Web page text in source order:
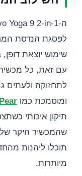
לפסגת הנדסת
שימוש יוצאת
עם זאת, כל
לתחזוקה ולעתים
ומוסמכת כמו
תיקון איכותי
שהמכשיר היקר
תוכלו ליהנות
מיותרות.